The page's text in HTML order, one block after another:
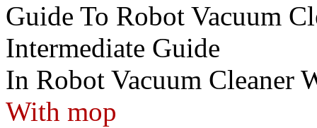
Guide To Robot Vacuum
Intermediate Guide
In Robot Vacuum Cleaner
With mop